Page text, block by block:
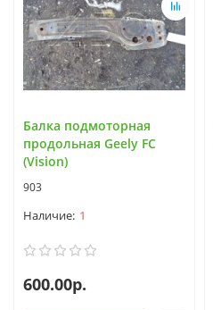
Балка подмоторная
продольная Geely FC
(Vision)
903
1
600.00р.